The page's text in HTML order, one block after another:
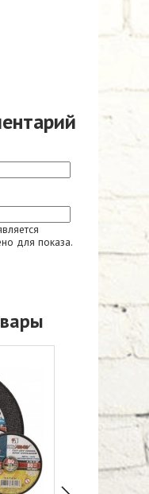
для показа.